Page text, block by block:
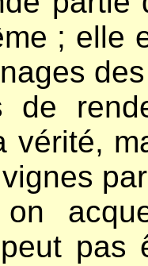
; elle
de
vérité,
pas